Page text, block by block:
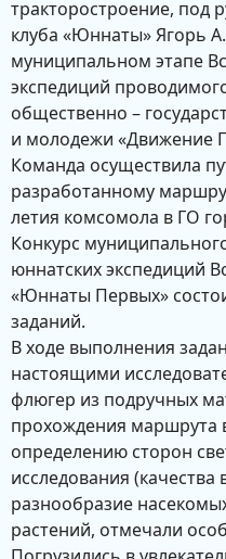
тракторостроение, под
клуба «Юннаты» Ягорь
муниципальном этапе
экспедиций
общественно –
и молодежи «Движение
Команда осуществила
разработанному
летия комсомола в ГО
Конкурс
юннатских экспедиций
«Юннаты Первых»
заданий.
В ходе выполнения
настоящими
флюгер из подручных
прохождения маршрута
определению сторон
исследования
разнообразие
растений, отмечали